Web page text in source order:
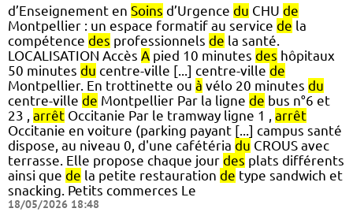
d’Enseignement en Soins d’Urgence du CHU de
Montpellier : un espace formatif au service de la
compétence des professionnels de la santé.
LOCALISATION Accès A pied 10 minutes des hôpitaux
50 minutes du centre-ville [...] centre-ville de
Montpellier. En trottinette ou à vélo 20 minutes du
centre-ville de Montpellier Par la ligne de bus n°6 et
23 , arrêt Occitanie Par le tramway ligne 1 , arrêt
Occitanie en voiture (parking payant [...] campus santé
dispose, au niveau 0, d'une cafétéria du CROUS avec
terrasse. Elle propose chaque jour des plats différents
ainsi que de la petite restauration de type sandwich et
snacking. Petits commerces Le
18/05/2026 18:48